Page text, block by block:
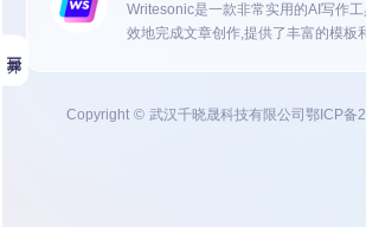
Writesonic是一款非常实用的AI写作
效地完成文章创作,提供了丰富的模板
Copyright © 武汉千晓晟科技有限公司 鄂ICP备